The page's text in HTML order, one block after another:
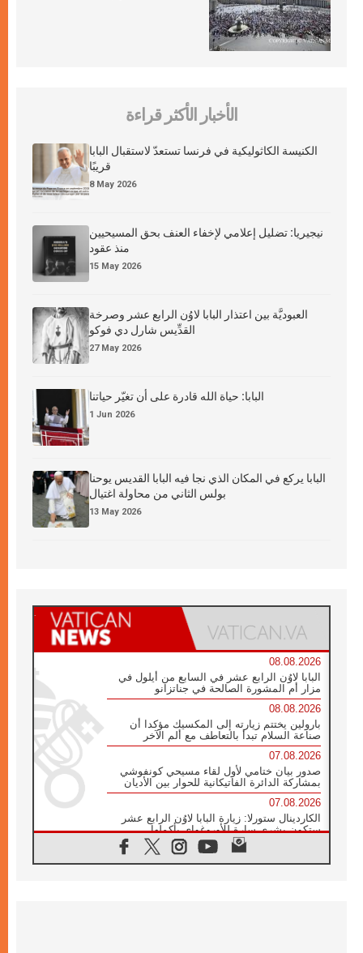
الأخبار الأكثر قراءة
الكنيسة الكاثوليكية في فرنسا تستعدّ لاستقبال البابا
قريبًا
8 May 2026
نيجيريا: تضليل إعلامي لإخفاء العنف بحق المسيحيين
منذ عقود
15 May 2026
العبوديَّة بين اعتذار البابا لاوُن الرابع عشر وصرخة
القدِّيس شارل دي فوكو
27 May 2026
البابا: حياة الله قادرة على أن تغيّر حياتنا
1 Jun 2026
البابا يركع في المكان الذي نجا فيه البابا القديس يوحنا
بولس الثاني من محاولة اغتيال
13 May 2026
08.08.2026
البابا لاوُن الرابع عشر في السابع من أيلول في
مزار أم المشورة الصالحة في جناتزانو
08.08.2026
بارولين يختتم زيارته إلى المكسيك مؤكدا أن
صناعة السلام تبدأ بالتعاطف مع ألم الآخر
07.08.2026
صدور بيان ختامي لأول لقاء مسيحي كونفوشي
بمشاركة الدائرة الفاتيكانية للحوار بين الأديان
07.08.2026
الكاردينال ستورلا: زيارة البابا لاوُن الرابع عشر
ستكون بشرى سارة للأوروغواي بأكملها
الفاتيكان يعلن برنامج الزيارة الرسولية للبابا لاوُن